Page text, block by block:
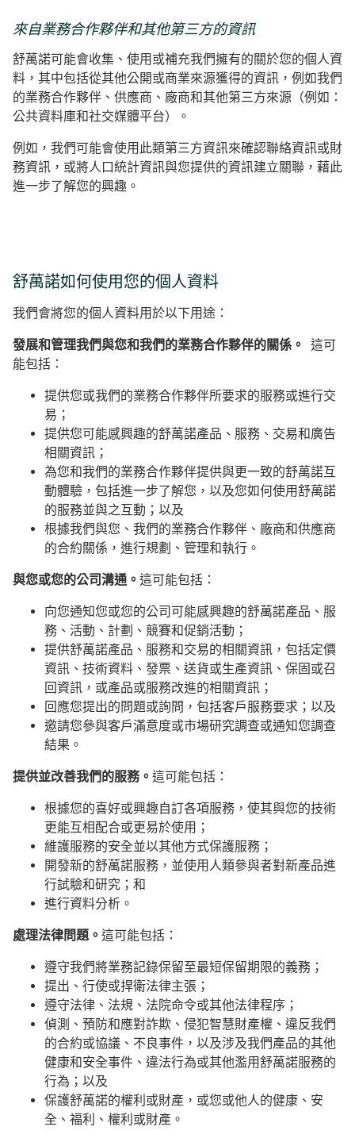
來自業務合作夥伴和其他第三方的資訊
舒萬諾可能會收集、使用或補充我們擁有的關於您的個人資
料，其中包括從其他公開或商業來源獲得的資訊，例如我們
的業務合作夥伴、供應商、廠商和其他第三方來源（例如：
公共資料庫和社交媒體平台）。
例如，我們可能會使用此類第三方資訊來確認聯絡資訊或財
務資訊，或將人口統計資訊與您提供的資訊建立關聯，藉此
進一步了解您的興趣。
舒萬諾如何使用您的個人資料
我們會將您的個人資料用於以下用途：
發展和管理我們與您和我們的業務合作夥伴的關係。 這可
能包括：
提供您或我們的業務合作夥伴所要求的服務或進行交
易；
提供您可能感興趣的舒萬諾產品、服務、交易和廣告
相關資訊；
為您和我們的業務合作夥伴提供與更一致的舒萬諾互
動體驗，包括進一步了解您，以及您如何使用舒萬諾
的服務並與之互動；以及
根據我們與您、我們的業務合作夥伴、廠商和供應商
的合約關係，進行規劃、管理和執行。
與您或您的公司溝通。 這可能包括：
向您通知您或您的公司可能感興趣的舒萬諾產品、服
務、活動、計劃、競賽和促銷活動；
提供舒萬諾產品、服務和交易的相關資訊，包括定價
資訊、技術資料、發票、送貨或生產資訊、保固或召
回資訊，或產品或服務改進的相關資訊；
回應您提出的問題或詢問，包括客戶服務要求；以及
邀請您參與客戶滿意度或市場研究調查或通知您調查
結果。
提供並改善我們的服務。 這可能包括：
根據您的喜好或興趣自訂各項服務，使其與您的技術
更能互相配合或更易於使用；
維護服務的安全並以其他方式保護服務；
開發新的舒萬諾服務，並使用人類參與者對新產品進
行試驗和研究；和
進行資料分析。
處理法律問題。 這可能包括：
遵守我們將業務記錄保留至最短保留期限的義務；
提出、行使或捍衛法律主張；
遵守法律、法規、法院命令或其他法律程序；
偵測、預防和應對詐欺、侵犯智慧財產權、違反我們
的合約或協議、不良事件，以及涉及我們產品的其他
健康和安全事件、違法行為或其他濫用舒萬諾服務的
行為；以及
保護舒萬諾的權利或財產，或您或他人的健康、安
全、福利、權利或財產。